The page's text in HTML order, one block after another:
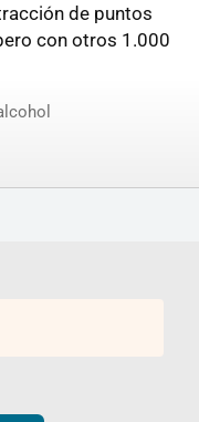
de puntos
con otros 1.000